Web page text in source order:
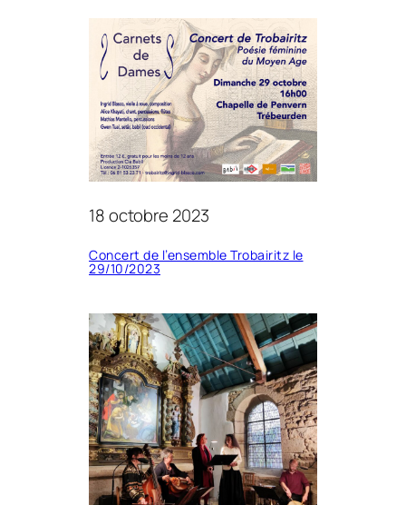
18 octobre 2023
Concert de l’ensemble Trobairitz le
29/10/2023